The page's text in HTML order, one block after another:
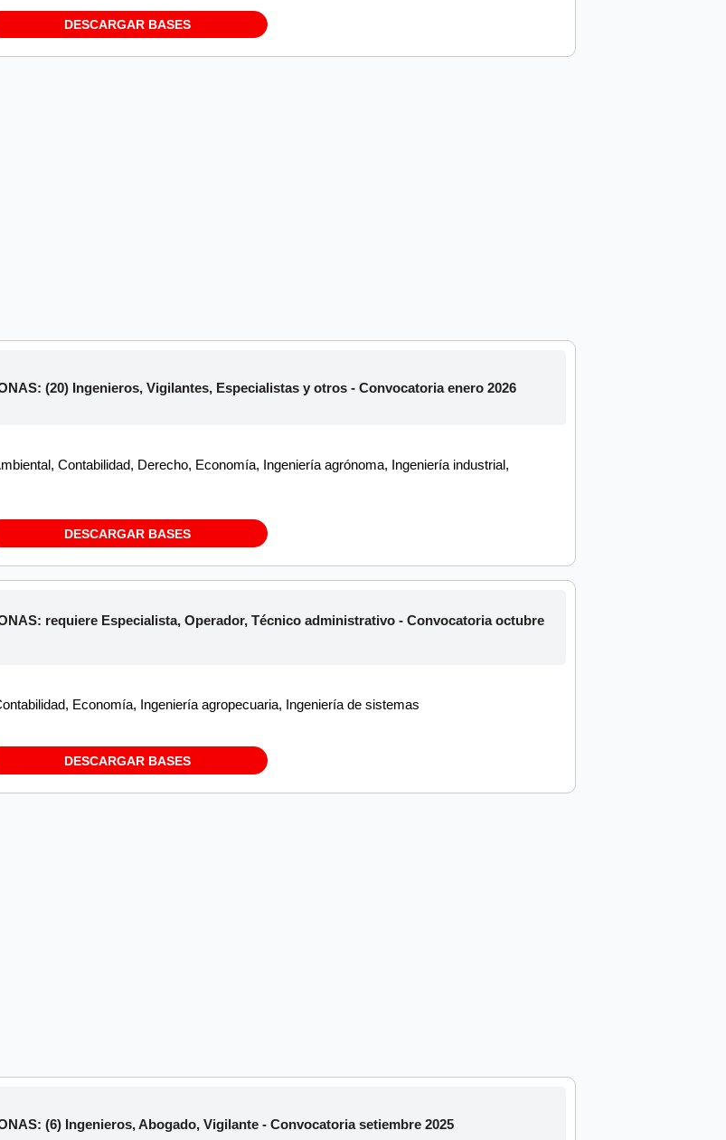
DESCARGAR BASES
(20) Ingenieros, Vigilantes, Especialistas y otros - Convocatoria enero 2026
Contabilidad, Derecho, Economía, Ingeniería agrónoma, Ingeniería industrial,
DESCARGAR BASES
requiere Especialista, Operador, Técnico administrativo - Convocatoria octubre
Economía, Ingeniería agropecuaria, Ingeniería de sistemas
DESCARGAR BASES
(6) Ingenieros, Abogado, Vigilante - Convocatoria setiembre 2025